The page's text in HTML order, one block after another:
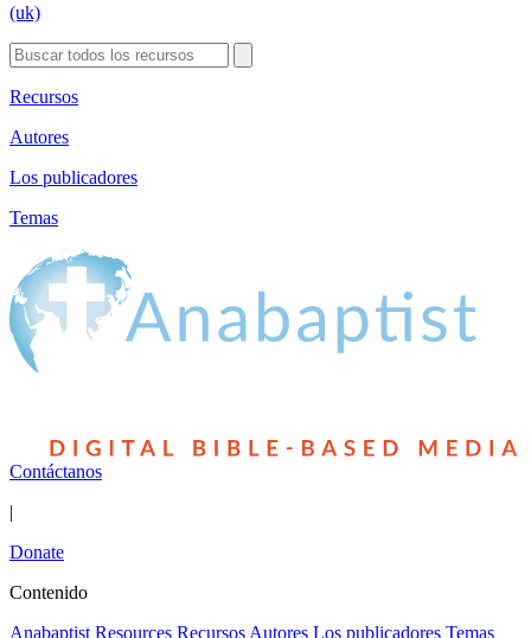
(uk)
Recursos
Autores
Los publicadores
Temas
Contáctanos
|
Donate
Contenido
Anabaptist Resources Recursos Autores Los publicadores Temas